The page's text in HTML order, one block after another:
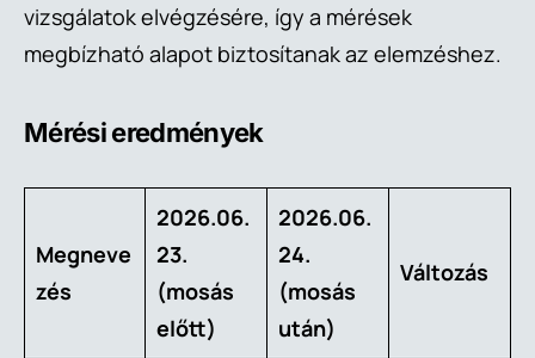
vizsgálatok elvégzésére, így a mérések
megbízható alapot biztosítanak az elemzéshez.
Mérési eredmények
Megneve
zés
2026.06.
23.
(mosás
előtt)
2026.06.
24.
(mosás
után)
Változás